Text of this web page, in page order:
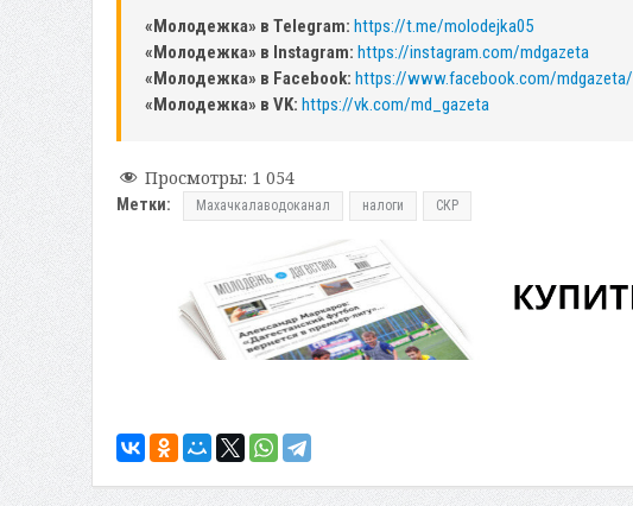
«Молодежка» в Telegram: https://t.me/molodejka05
«Молодежка» в Instagram: https://instagram.com/mdgazeta
«Молодежка» в Facebook: https://www.facebook.com/mdgazeta/
«Молодежка» в VK: https://vk.com/md_gazeta
Просмотры: 1 054
Метки: Махачкалаводоканал налоги СКР